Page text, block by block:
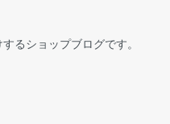
るショップブログです。